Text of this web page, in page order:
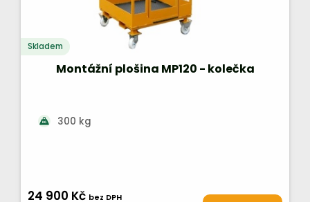
Skladem
Montážní plošina MP120 - kolečka
300 kg
24 900 Kč bez DPH